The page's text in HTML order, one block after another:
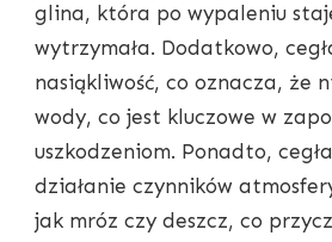
glina, która po wypaleniu
wytrzymała. Dodatkowo,
nasiąkliwość, co oznacza, że
wody, co jest kluczowe w
uszkodzeniom. Ponadto,
działanie czynników
jak mróz czy deszcz, co